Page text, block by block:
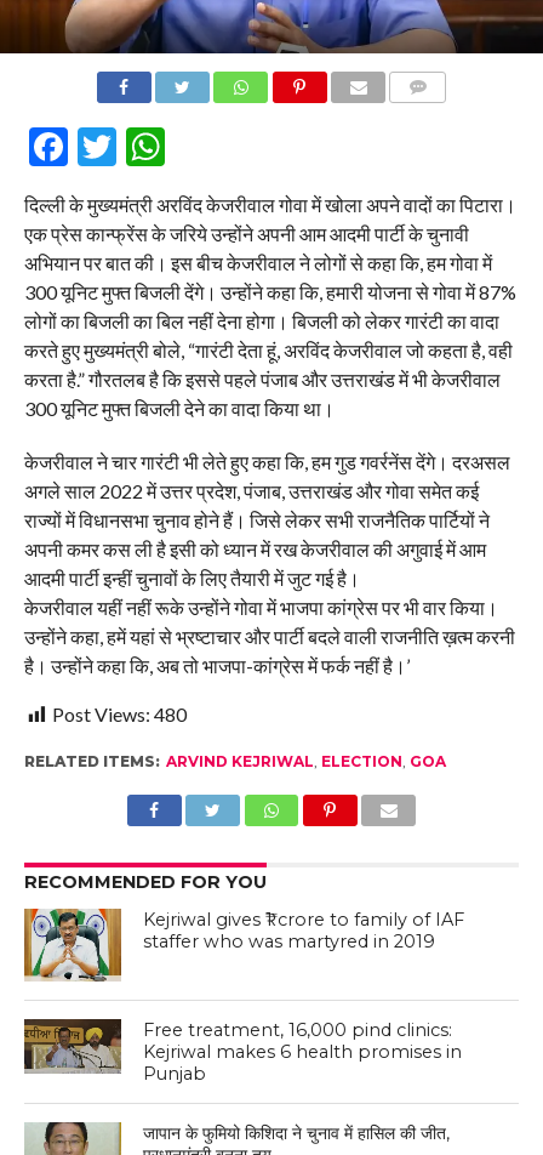
Facebook
Twitter
WhatsApp
दिल्ली के मुख्यमंत्री अरविंद केजरीवाल गोवा में खोला अपने वादों का पिटारा।
एक प्रेस कान्फ्रेंस के जरिये उन्होंने अपनी आम आदमी पार्टी के चुनावी
अभियान पर बात की। इस बीच केजरीवाल ने लोगों से कहा कि, हम गोवा में
300 यूनिट मुफ्त बिजली देंगे। उन्होंने कहा कि, हमारी योजना से गोवा में 87%
लोगों का बिजली का बिल नहीं देना होगा। बिजली को लेकर गारंटी का वादा
करते हुए मुख्यमंत्री बोले, “गारंटी देता हूं, अरविंद केजरीवाल जो कहता है, वही
करता है.” गौरतलब है कि इससे पहले पंजाब और उत्तराखंड में भी केजरीवाल
300 यूनिट मुफ्त बिजली देने का वादा किया था।
केजरीवाल ने चार गारंटी भी लेते हुए कहा कि, हम गुड गवर्रनेंस देंगे। दरअसल
अगले साल 2022 में उत्तर प्रदेश, पंजाब, उत्तराखंड और गोवा समेत कई
राज्यों में विधानसभा चुनाव होने हैं। जिसे लेकर सभी राजनैतिक पार्टियों ने
अपनी कमर कस ली है इसी को ध्यान में रख केजरीवाल की अगुवाई में आम
आदमी पार्टी इन्हीं चुनावों के लिए तैयारी में जुट गई है।
केजरीवाल यहीं नहीं रूके उन्होंने गोवा में भाजपा कांग्रेस पर भी वार किया।
उन्होंने कहा, हमें यहां से भ्रष्टाचार और पार्टी बदले वाली राजनीति ख़त्म करनी
है। उन्होंने ​कहा कि, अब तो भाजपा-कांग्रेस में फर्क नहीं है।’
Post Views: 480
RELATED ITEMS: ARVIND KEJRIWAL ELECTION GOA
RECOMMENDED FOR YOU
Kejriwal gives ₹1 crore to family of IAF
staffer who was martyred in 2019
Free treatment, 16,000 pind clinics:
Kejriwal makes 6 health promises in
Punjab
जापान के फुमियो किशिदा ने चुनाव में हासिल की जीत,